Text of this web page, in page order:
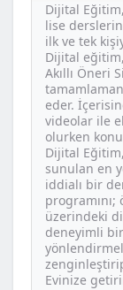
Dijital
lise
ilk ve tek
Dijital
Akıllı Öneri
eder.
videolar ile
olurken
Dijital
sunulan en
iddialı bir
üzerindeki
deneyimli
Evinize